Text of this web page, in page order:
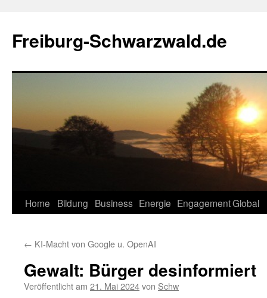
springen
Freiburg-Schwarzwald.de
Home Bildung Business Energie EngagementGlobal
← KI-Macht von Google u. OpenAI
Gewalt: Bürger desinformiert
Veröffentlicht am 21. Mai 2024von Schw